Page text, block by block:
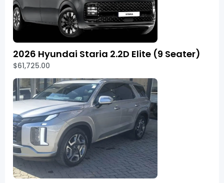
2026 Hyundai Staria 2.2D Elite (9 Seater)
$61,725.00